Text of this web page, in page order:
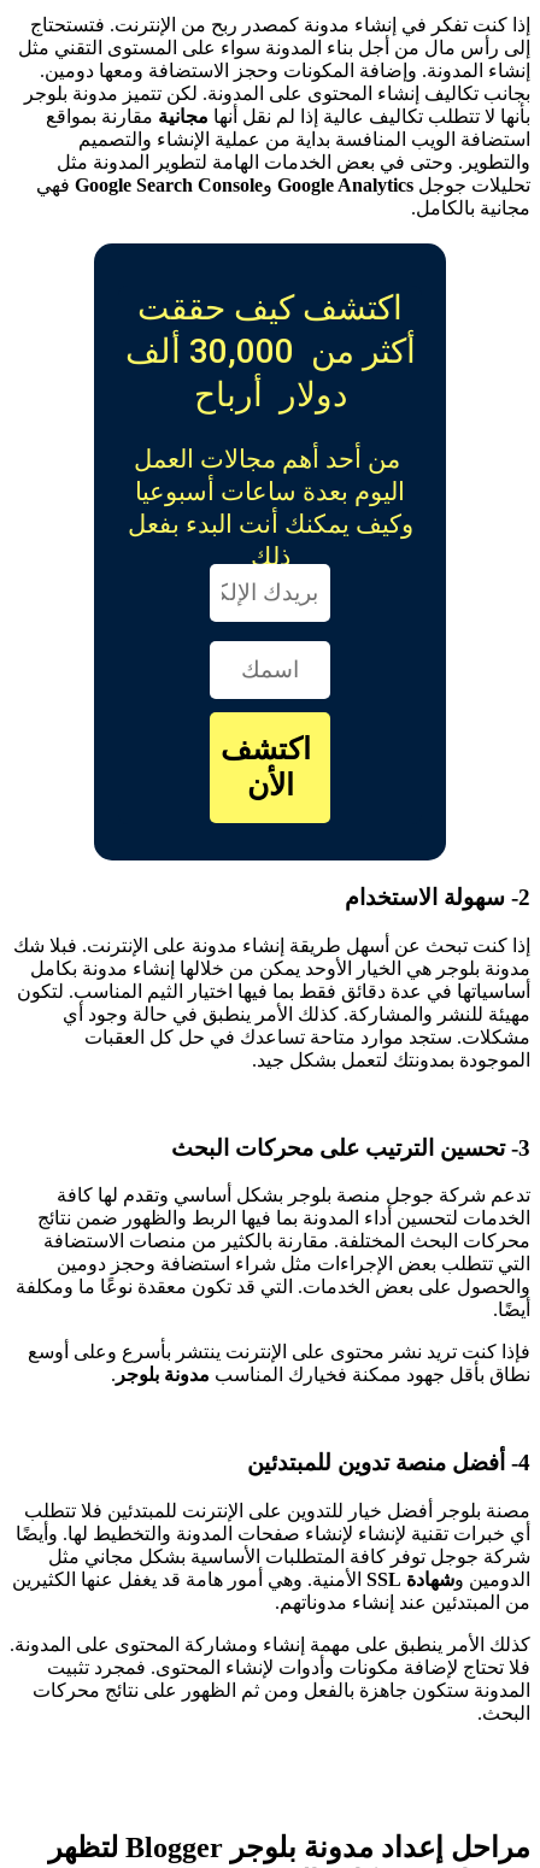
إذا كنت تفكر في إنشاء مدونة كمصدر ربح من الإنترنت. فتستحتاج
إلى رأس مال من أجل بناء المدونة سواء على المستوى التقني مثل
إنشاء المدونة. وإضافة المكونات وحجز الاستضافة ومعها دومين.
بجانب تكاليف إنشاء المحتوى على المدونة. لكن تتميز مدونة بلوجر
بأنها لا تتطلب تكاليف عالية إذا لم نقل أنها مجانية مقارنة بمواقع
استضافة الويب المنافسة بداية من عملية الإنشاء والتصميم
والتطوير. وحتى في بعض الخدمات الهامة لتطوير المدونة مثل
تحليلات جوجل Google Analytics وGoogle Search Console فهي
مجانية بالكامل.
اكتشف كيف حققت
أكثر من 30,000 ألف
دولار أرباح
من أحد أهم مجالات العمل
اليوم بعدة ساعات أسبوعيا
وكيف يمكنك أنت البدء بفعل
ذلك
اكتشف
الأن
2- سهولة الاستخدام
إذا كنت تبحث عن أسهل طريقة إنشاء مدونة على الإنترنت. فبلا شك
مدونة بلوجر هي الخيار الأوحد يمكن من خلالها إنشاء مدونة بكامل
أساسياتها في عدة دقائق فقط بما فيها اختيار الثيم المناسب. لتكون
مهيئة للنشر والمشاركة. كذلك الأمر ينطبق في حالة وجود أي
مشكلات. ستجد موارد متاحة تساعدك في حل كل العقبات
الموجودة بمدونتك لتعمل بشكل جيد.
3- تحسين الترتيب على محركات البحث
تدعم شركة جوجل منصة بلوجر بشكل أساسي وتقدم لها كافة
الخدمات لتحسين أداء المدونة بما فيها الربط والظهور ضمن نتائج
محركات البحث المختلفة. مقارنة بالكثير من منصات الاستضافة
التي تتطلب بعض الإجراءات مثل شراء استضافة وحجز دومين
والحصول على بعض الخدمات. التي قد تكون معقدة نوعًا ما ومكلفة
أيضًا.
فإذا كنت تريد نشر محتوى على الإنترنت ينتشر بأسرع وعلى أوسع
نطاق بأقل جهود ممكنة فخيارك المناسب مدونة بلوجر .
4- أفضل منصة تدوين للمبتدئين
مصنة بلوجر أفضل خيار للتدوين على الإنترنت للمبتدئين فلا تتطلب
أي خبرات تقنية لإنشاء لإنشاء صفحات المدونة والتخطيط لها. وأيضًا
شركة جوجل توفر كافة المتطلبات الأساسية بشكل مجاني مثل
الدومين وشهادة SSL
الأمنية. وهي أمور هامة قد يغفل عنها الكثيرين
من المبتدئين عند إنشاء مدوناتهم.
كذلك الأمر ينطبق على مهمة إنشاء ومشاركة المحتوى على المدونة.
فلا تحتاج لإضافة مكونات وأدوات لإنشاء المحتوى. فمجرد تثبيت
المدونة ستكون جاهزة بالفعل ومن ثم الظهور على نتائج محركات
البحث.
مراحل إعداد مدونة بلوجر Blogger لتظهر